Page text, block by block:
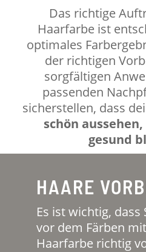
Das richtige
Haarfarbe ist
optimales
der richtigen
sorgfältigen
passenden
sicherstellen, dass
schön
gesund
HAARE
Es ist wichtig, dass
vor dem Färben
Haarfarbe richtig